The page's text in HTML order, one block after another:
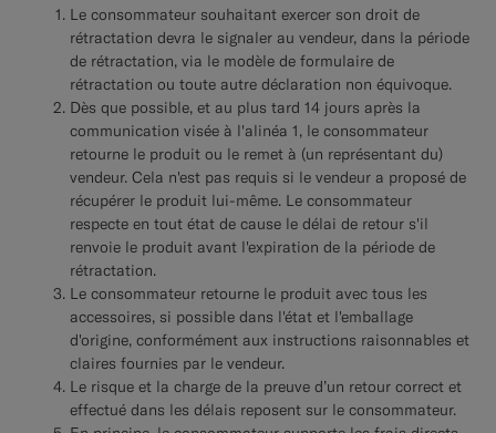
Le consommateur souhaitant exercer son droit de
rétractation devra le signaler au vendeur, dans la période
de rétractation, via le modèle de formulaire de
rétractation ou toute autre déclaration non équivoque.
Dès que possible, et au plus tard 14 jours après la
communication visée à l'alinéa 1, le consommateur
retourne le produit ou le remet à (un représentant du)
vendeur. Cela n'est pas requis si le vendeur a proposé de
récupérer le produit lui-même. Le consommateur
respecte en tout état de cause le délai de retour s'il
renvoie le produit avant l'expiration de la période de
rétractation.
Le consommateur retourne le produit avec tous les
accessoires, si possible dans l'état et l'emballage
d'origine, conformément aux instructions raisonnables et
claires fournies par le vendeur.
Le risque et la charge de la preuve d’un retour correct et
effectué dans les délais reposent sur le consommateur.